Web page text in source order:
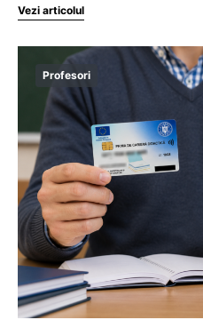
Vezi articolul
Profesori